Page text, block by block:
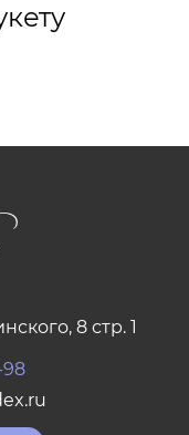
8 стр. 1